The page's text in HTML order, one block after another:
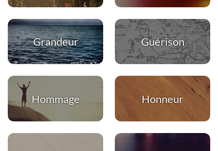
Grandeur Guérison
Hommage Honneur